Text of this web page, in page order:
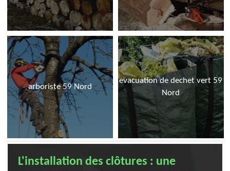
arboriste 59 Nord
evacuation de dechet vert 59
Nord
L'installation des clôtures : une